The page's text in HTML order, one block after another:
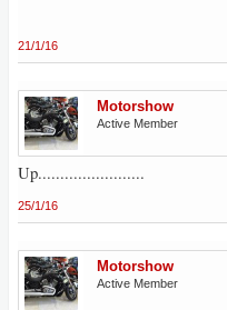
21/1/16
Motorshow
Active Member
Up........................
25/1/16
Motorshow
Active Member